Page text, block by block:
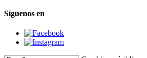
Síguenos en